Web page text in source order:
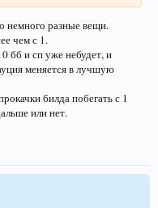
немного разные вещи.
чем с 1.
бб и сп уже небудет, и
меняется в лучшую
билда побегать с 1
или нет.